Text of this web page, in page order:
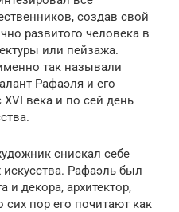
создав свой
развитого человека в
или пейзажа.
так называли
Рафаэля и его
века и по сей день
снискал себе
Рафаэль был
и декора, архитектор,
пор его почитают как